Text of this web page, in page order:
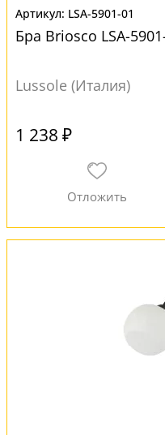
LSA-5901-01
Бра Briosco LSA-
Lussole (Италия)
1 238 ₽